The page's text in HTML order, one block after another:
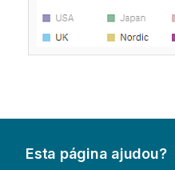
Esta página ajudou?